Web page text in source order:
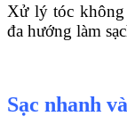
Xử lý tóc
đa hướng làm
Sạc nhanh